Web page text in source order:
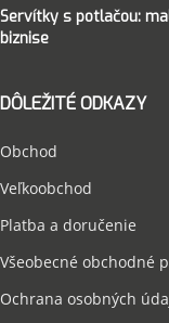
Servítky s potlačou:
biznise
DÔLEŽITÉ ODKAZY
Obchod
Veľkoobchod
Platba a doručenie
Všeobecné obchodné
Ochrana osobných